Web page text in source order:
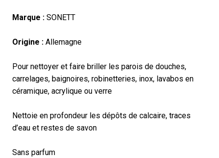
Marque :SONETT
Origine :Allemagne
Pour nettoyer et faire briller les parois de douches,
carrelages, baignoires, robinetteries, inox, lavabos en
céramique, acrylique ou verre
Nettoie en profondeur les dépôts de calcaire, traces
d’eau et restes de savon
Sans parfum